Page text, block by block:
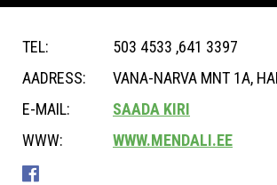
TEL:
503 4533 ,641 3397
AADRESS:
VANA-NARVA MNT 1A,
E-MAIL:
SAADA KIRI
WWW:
WWW.MENDALI.EE